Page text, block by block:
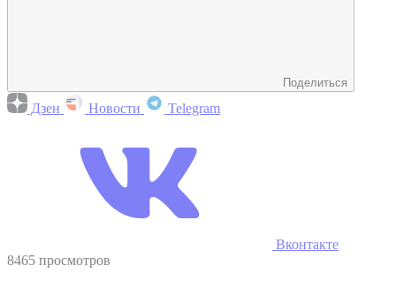
Поделиться
Дзен Новости Telegram
Вконтакте
8465 просмотров